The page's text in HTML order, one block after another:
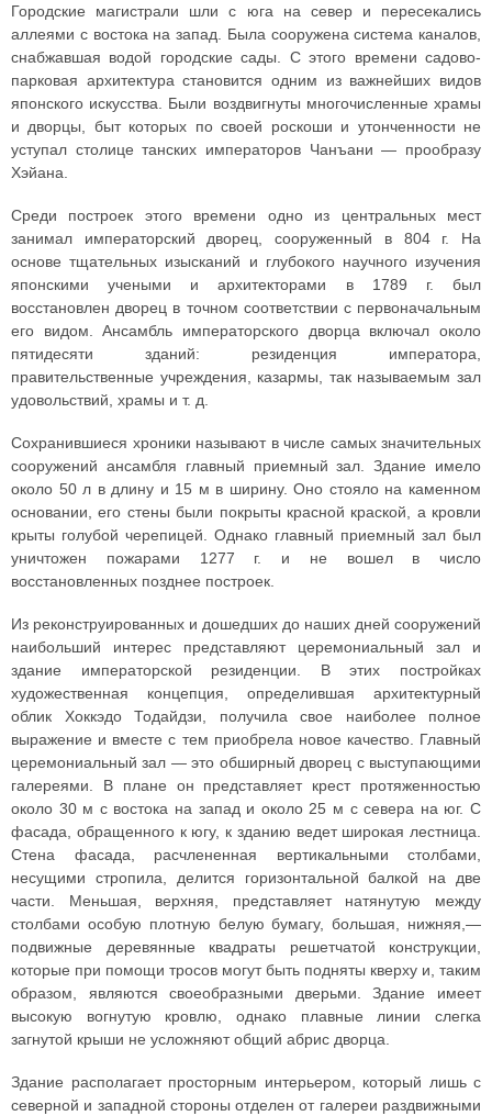
Городские магистрали шли с юга на север и пересекались
аллеями с востока на запад. Была сооружена система каналов,
снабжавшая водой городские сады. С этого времени садово-
парковая архитектура становится одним из важнейших видов
японского искусства. Были воздвигнуты многочисленные храмы
и дворцы, быт которых по своей роскоши и утонченности не
уступал столице танских императоров Чанъани — прообразу
Хэйана.
Среди построек этого времени одно из центральных мест
занимал императорский дворец, сооруженный в 804 г. На
основе тщательных изысканий и глубокого научного изучения
японскими учеными и архитекторами в 1789 г. был
восстановлен дворец в точном соответствии с первоначальным
его видом. Ансамбль императорского дворца включал около
пятидесяти зданий: резиденция императора,
правительственные учреждения, казармы, так называемым зал
удовольствий, храмы и т. д.
Сохранившиеся хроники называют в числе самых значительных
сооружений ансамбля главный приемный зал. Здание имело
около 50 л в длину и 15 м в ширину. Оно стояло на каменном
основании, его стены были покрыты красной краской, а кровли
крыты голубой черепицей. Однако главный приемный зал был
уничтожен пожарами 1277 г. и не вошел в число
восстановленных позднее построек.
Из реконструированных и дошедших до наших дней сооружений
наибольший интерес представляют церемониальный зал и
здание императорской резиденции. В этих постройках
художественная концепция, определившая архитектурный
облик Хоккэдо Тодайдзи, получила свое наиболее полное
выражение и вместе с тем приобрела новое качество. Главный
церемониальный зал — это обширный дворец с выступающими
галереями. В плане он представляет крест протяженностью
около 30 м с востока на запад и около 25 м с севера на юг. С
фасада, обращенного к югу, к зданию ведет широкая лестница.
Стена фасада, расчлененная вертикальными столбами,
несущими стропила, делится горизонтальной балкой на две
части. Меньшая, верхняя, представляет натянутую между
столбами особую плотную белую бумагу, большая, нижняя,—
подвижные деревянные квадраты решетчатой конструкции,
которые при помощи тросов могут быть подняты кверху и, таким
образом, являются своеобразными дверьми. Здание имеет
высокую вогнутую кровлю, однако плавные линии слегка
загнутой крыши не усложняют общий абрис дворца.
Здание располагает просторным интерьером, который лишь с
северной и западной стороны отделен от галереи раздвижными